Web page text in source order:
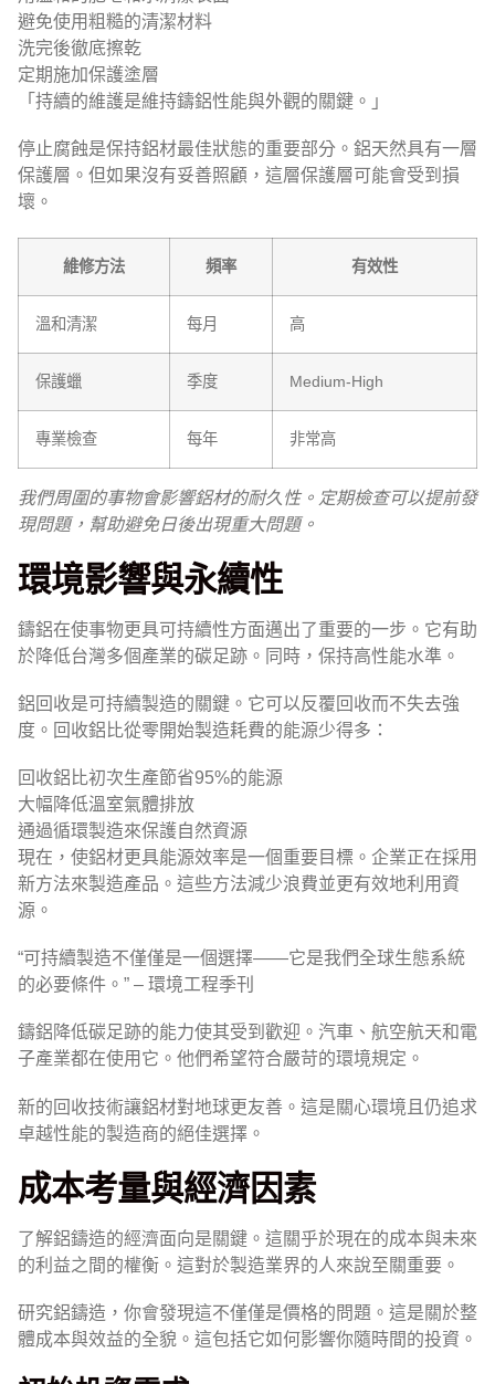
避免使用粗糙的清潔材料
洗完後徹底擦乾
定期施加保護塗層
「持續的維護是維持鑄鋁性能與外觀的關鍵。」
停止腐蝕是保持鋁材最佳狀態的重要部分。鋁天然具有一層
保護層。但如果沒有妥善照顧，這層保護層可能會受到損
壞。
維修方法 頻率 有效性
溫和清潔 每月 高
保護蠟 季度 Medium-High
專業檢查 每年 非常高
我們周圍的事物會影響鋁材的耐久性。定期檢查可以提前發
現問題，幫助避免日後出現重大問題。
環境影響與永續性
鑄鋁在使事物更具可持續性方面邁出了重要的一步。它有助
於降低台灣多個產業的碳足跡。同時，保持高性能水準。
鋁回收是可持續製造的關鍵。它可以反覆回收而不失去強
度。回收鋁比從零開始製造耗費的能源少得多：
回收鋁比初次生產節省95%的能源
大幅降低溫室氣體排放
通過循環製造來保護自然資源
現在，使鋁材更具能源效率是一個重要目標。企業正在採用
新方法來製造產品。這些方法減少浪費並更有效地利用資
源。
“可持續製造不僅僅是一個選擇——它是我們全球生態系統
的必要條件。” – 環境工程季刊
鑄鋁降低碳足跡的能力使其受到歡迎。汽車、航空航天和電
子產業都在使用它。他們希望符合嚴苛的環境規定。
新的回收技術讓鋁材對地球更友善。這是關心環境且仍追求
卓越性能的製造商的絕佳選擇。
成本考量與經濟因素
了解鋁鑄造的經濟面向是關鍵。這關乎於現在的成本與未來
的利益之間的權衡。這對於製造業界的人來說至關重要。
研究鋁鑄造，你會發現這不僅僅是價格的問題。這是關於整
體成本與效益的全貌。這包括它如何影響你隨時間的投資。